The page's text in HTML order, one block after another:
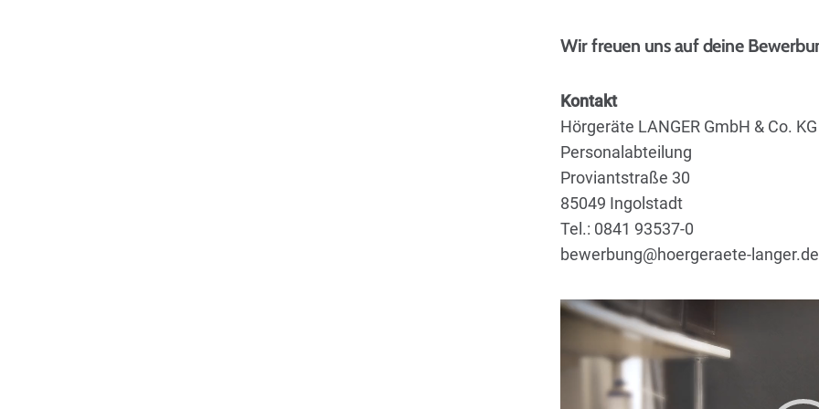
Wir freuen uns auf deine
Kontakt
Hörgeräte LANGER GmbH & Co. KG
Personalabteilung
Proviantstraße 30
85049 Ingolstadt
Tel.: 0841 93537-0
bewerbung@hoergeraete-langer.de
Video-